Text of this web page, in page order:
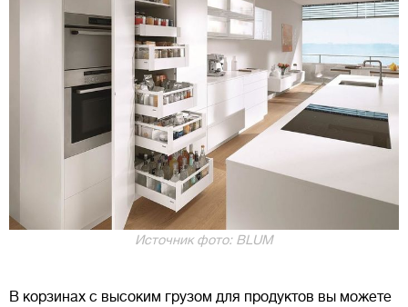
Источник фото: BLUM
В корзинах с высоким грузом для продуктов вы можете